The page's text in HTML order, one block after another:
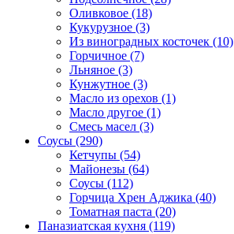
Оливковое (18)
Кукурузное (3)
Из виноградных косточек (10)
Горчичное (7)
Льняное (3)
Кунжутное (3)
Масло из орехов (1)
Масло другое (1)
Смесь масел (3)
Соусы (290)
Кетчупы (54)
Майонезы (64)
Соусы (112)
Горчица Хрен Аджика (40)
Томатная паста (20)
Паназиатская кухня (119)